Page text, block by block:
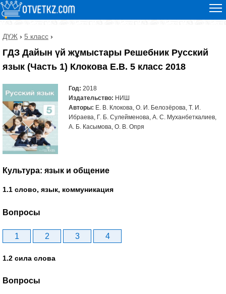
ДҮЖ › 5 класс ›
ГДЗ Дайын үй жұмыстары Решебник Русский
язык (Часть 1) Клокова Е.В. 5 класс 2018
Год: 2018
Издательство: НИШ
Авторы: Е. В. Клокова, О. И. Белозёрова, Т. И.
Ибраева, Г. Б. Сулейменова, А. С. Муханбеткалиев,
А. Б. Касымова, О. В. Опря
Культура: язык и общение
1.1 слово, язык, коммуникация
Вопросы
1 2 3 4
1.2 сила слова
Вопросы